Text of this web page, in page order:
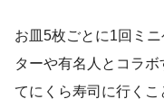
お皿5枚ごとに1回ミ
ターや有名人とコラ
てにくら寿司に行くこ